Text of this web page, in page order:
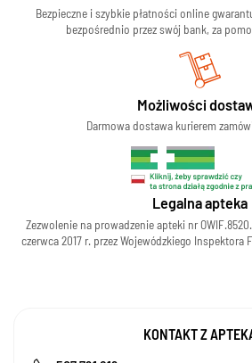
Bezpieczne i szybkie płatności online
bezpośrednio przez swój bank, za
Możliwości
Darmowa dostawa kurierem
Legalna apteka
Zezwolenie na prowadzenie apteki nr
czerwca 2017 r. przez Wojewódzkiego Inspektora
KONTAKT Z